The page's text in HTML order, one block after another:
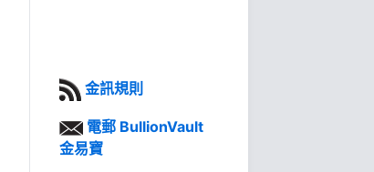
金訊規則
電郵 BullionVault
金易寶